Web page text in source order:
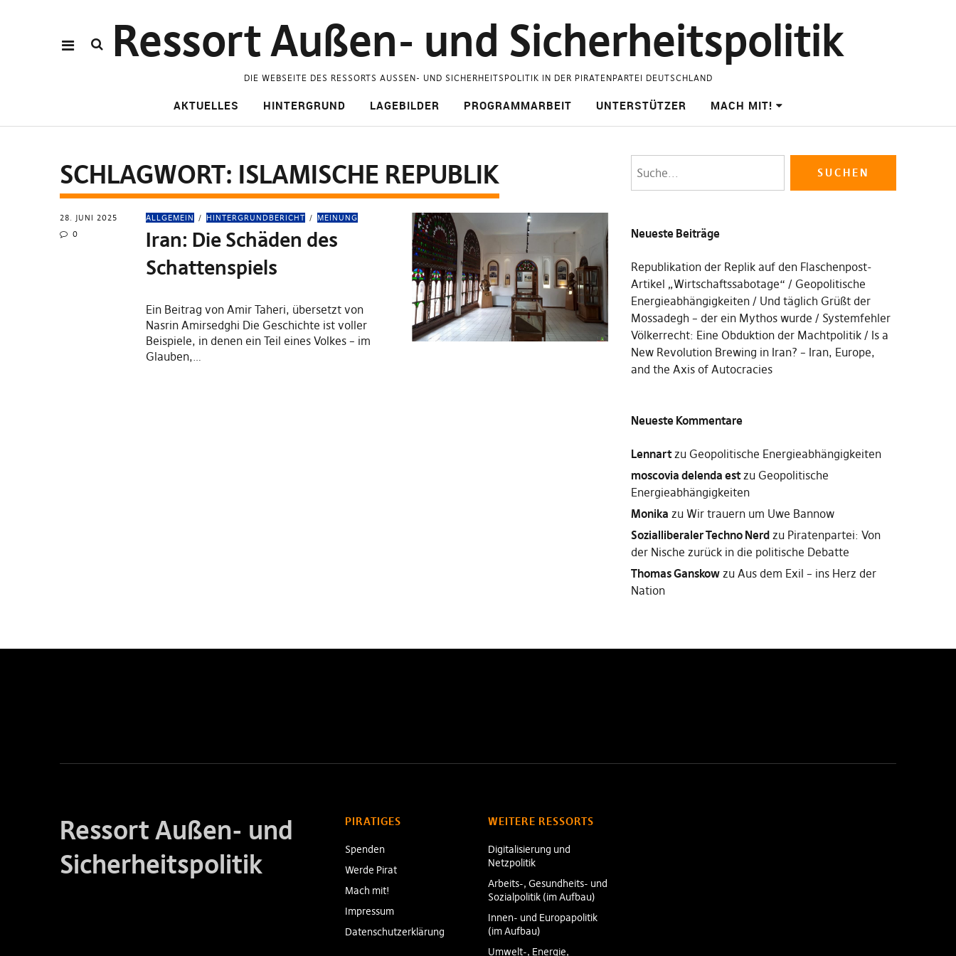
Ressort Außen- und Sicherheitspolitik
DIE WEBSEITE DES RESSORTS AUSSEN- UND SICHERHEITSPOLITIK IN DER PIRATENPARTEI DEUTSCHLAND
AKTUELLES HINTERGRUND LAGEBILDER PROGRAMMARBEIT UNTERSTÜTZER MACH MIT!
SCHLAGWORT: ISLAMISCHE REPUBLIK
28. JUNI 2025
0
ALLGEMEIN HINTERGRUNDBERICHT MEINUNG
Iran: Die Schäden des
Schattenspiels
Ein Beitrag von Amir Taheri, übersetzt von
Nasrin Amirsedghi Die Geschichte ist voller
Beispiele, in denen ein Teil eines Volkes – im
Glauben,…
Neueste Beiträge
Republikation der Replik auf den Flaschenpost-
Artikel „Wirtschaftssabotage“
Geopolitische
Energieabhängigkeiten
Und täglich Grüßt der
Mossadegh – der ein Mythos wurde
Systemfehler
Völkerrecht: Eine Obduktion der Machtpolitik
Is a
New Revolution Brewing in Iran? – Iran, Europe,
and the Axis of Autocracies
Neueste Kommentare
Lennartzu Geopolitische Energieabhängigkeiten
moscovia delenda estzu Geopolitische
Energieabhängigkeiten
Monika zu Wir trauern um Uwe Bannow
Sozialliberaler Techno Nerdzu Piratenpartei: Von
der Nische zurück in die politische Debatte
Thomas Ganskowzu Aus dem Exil – ins Herz der
Nation
Ressort Außen- und
Sicherheitspolitik
PIRATIGES
Spenden
Werde Pirat
Mach mit!
Impressum
Datenschutzerklärung
WEITERE RESSORTS
Digitalisierung und
Netzpolitik
Arbeits-, Gesundheits- und
Sozialpolitik (im Aufbau)
Innen- und Europapolitik
(im Aufbau)
Umwelt-, Energie,